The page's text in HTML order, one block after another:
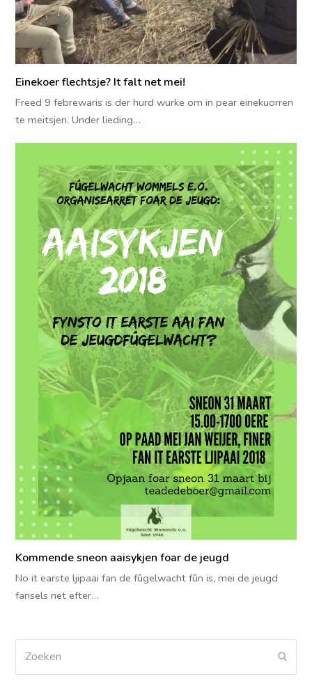
Einekoer flechtsje? It falt net mei!
Freed 9 febrewaris is der hurd wurke om in pear einekuorren
te meitsjen. Under lieding…
Kommende sneon aaisykjen foar de jeugd
No it earste ljipaai fan de fûgelwacht fûn is, mei de jeugd
fansels net efter…